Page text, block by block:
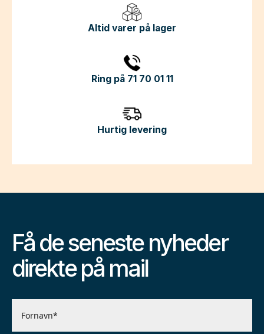
Altid varer på lager
Ring på 71 70 01 11
Hurtig levering
Få de seneste nyheder
direkte på mail